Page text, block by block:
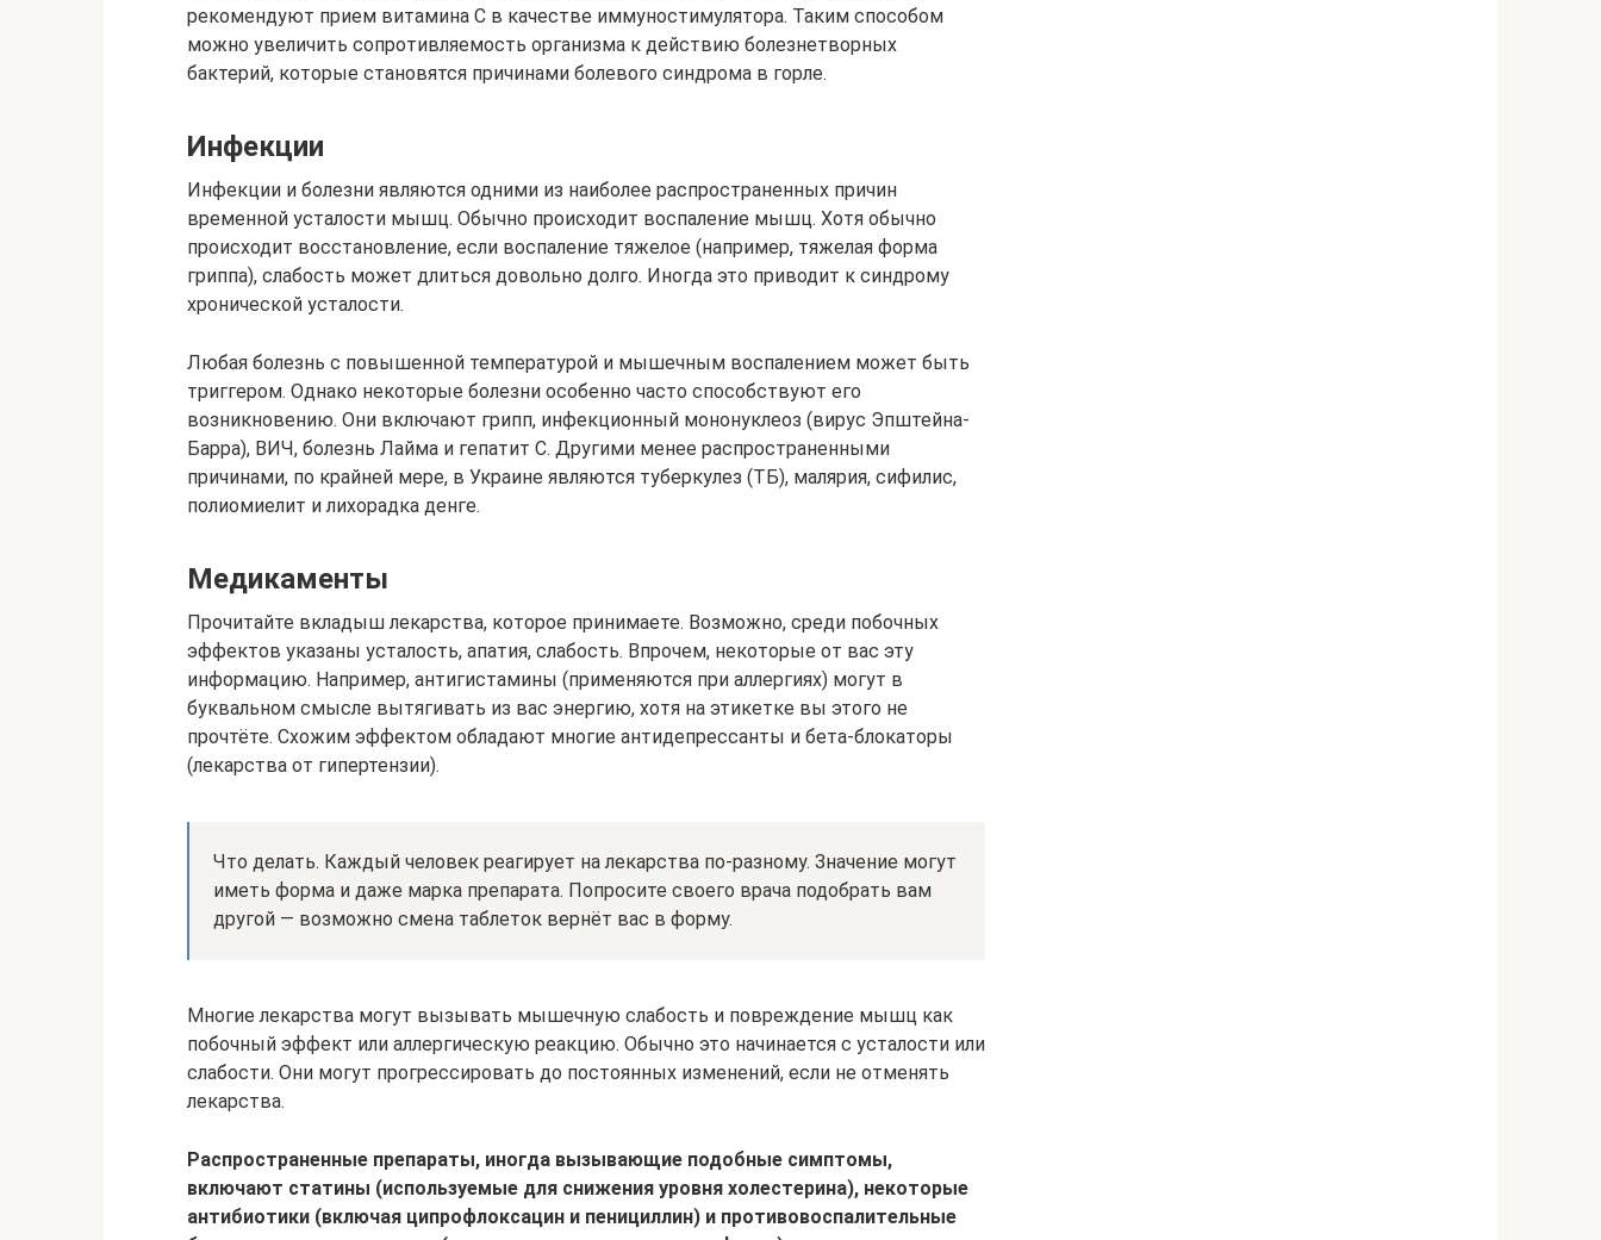
рекомендуют прием витамина С в качестве иммуностимулятора. Таким способом
можно увеличить сопротивляемость организма к действию болезнетворных
бактерий, которые становятся причинами болевого синдрома в горле.
Инфекции
Инфекции и болезни являются одними из наиболее распространенных причин
временной усталости мышц. Обычно происходит воспаление мышц. Хотя обычно
происходит восстановление, если воспаление тяжелое (например, тяжелая форма
гриппа), слабость может длиться довольно долго. Иногда это приводит к синдрому
хронической усталости.
Любая болезнь с повышенной температурой и мышечным воспалением может быть
триггером. Однако некоторые болезни особенно часто способствуют его
возникновению. Они включают грипп, инфекционный мононуклеоз (вирус Эпштейна-
Барра), ВИЧ, болезнь Лайма и гепатит С. Другими менее распространенными
причинами, по крайней мере, в Украине являются туберкулез (ТБ), малярия, сифилис,
полиомиелит и лихорадка денге.
Медикаменты
Прочитайте вкладыш лекарства, которое принимаете. Возможно, среди побочных
эффектов указаны усталость, апатия, слабость. Впрочем, некоторые от вас эту
информацию. Например, антигистамины (применяются при аллергиях) могут в
буквальном смысле вытягивать из вас энергию, хотя на этикетке вы этого не
прочтёте. Схожим эффектом обладают многие антидепрессанты и бета-блокаторы
(лекарства от гипертензии).
Что делать. Каждый человек реагирует на лекарства по-разному. Значение могут
иметь форма и даже марка препарата. Попросите своего врача подобрать вам
другой — возможно смена таблеток вернёт вас в форму.
Многие лекарства могут вызывать мышечную слабость и повреждение мышц как
побочный эффект или аллергическую реакцию. Обычно это начинается с усталости или
слабости. Они могут прогрессировать до постоянных изменений, если не отменять
лекарства.
Распространенные препараты, иногда вызывающие подобные симптомы,
включают статины (используемые для снижения уровня холестерина), некоторые
антибиотики (включая ципрофлоксацин и пенициллин) и противовоспалительные